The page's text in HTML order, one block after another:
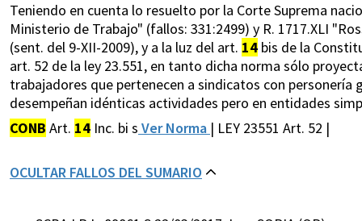
Teniendo en cuenta lo resuelto por la Corte Suprema
Ministerio de Trabajo" (fallos: 331:2499) y R. 1717.XLI
(sent. del 9-XII-2009), y a la luz del art. 14 bis de la
art. 52 de la ley 23.551, en tanto dicha norma sólo
trabajadores que pertenecen a sindicatos con personería
desempeñan idénticas actividades pero en entidades
CONB Art. 14 Inc. bi s Ver Norma | LEY 23551 Art. 52 |
OCULTAR FALLOS DEL SUMARIO